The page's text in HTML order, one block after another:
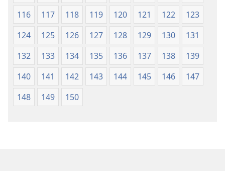
116
117 118 119 120 121 122
123
124
125 126 127 128 129 130
131
132
133 134 135 136 137 138
139
140
141 142 143 144 145 146
147
148
149 150